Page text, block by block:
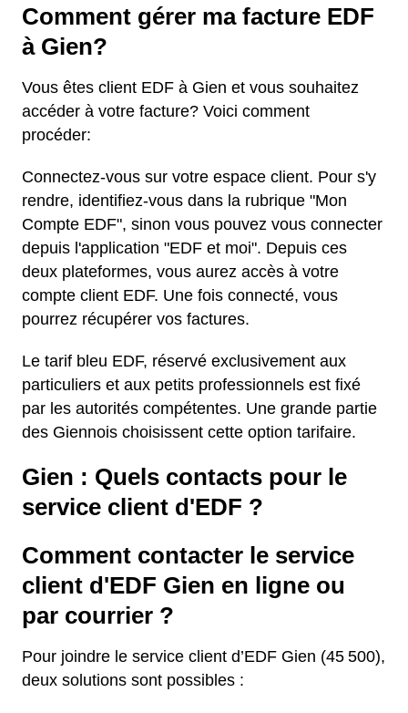
Comment gérer ma facture EDF
à Gien?
Vous êtes client EDF à Gien et vous souhaitez
accéder à votre facture? Voici comment
procéder:
Connectez-vous sur votre espace client. Pour s'y
rendre, identifiez-vous dans la rubrique "Mon
Compte EDF", sinon vous pouvez vous connecter
depuis l'application "EDF et moi". Depuis ces
deux plateformes, vous aurez accès à votre
compte client EDF. Une fois connecté, vous
pourrez récupérer vos factures.
Le tarif bleu EDF, réservé exclusivement aux
particuliers et aux petits professionnels est fixé
par les autorités compétentes. Une grande partie
des Giennois choisissent cette option tarifaire.
Gien : Quels contacts pour le
service client d'EDF ?
Comment contacter le service
client d'EDF Gien en ligne ou
par courrier ?
Pour joindre le service client d’EDF Gien (45 500),
deux solutions sont possibles :